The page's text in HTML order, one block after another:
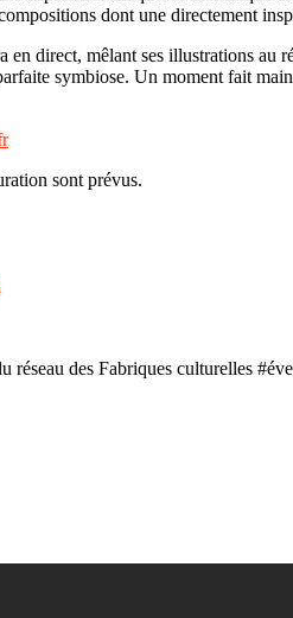
dont une directement
direct, mêlant ses illustrations au
symbiose. Un moment fait
sont prévus.
réseau des Fabriques culturelles